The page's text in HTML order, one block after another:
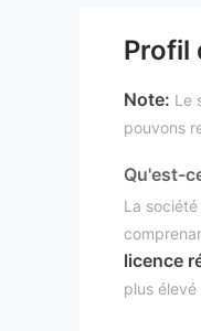
Profil
Note: Le
pouvons
Qu'est-
La
licence
plus